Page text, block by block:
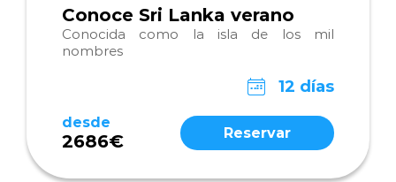
Conoce Sri Lanka verano
Conocida como la isla de los mil
nombres
12 días
desde
2686€ Reservar